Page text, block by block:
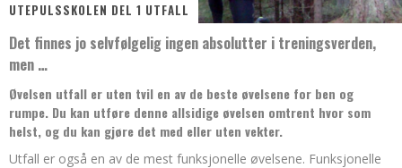
UTEPULSSKOLEN DEL 1 UTFALL
Det finnes jo selvfølgelig ingen absolutter i treningsverden,
men …
Øvelsen utfall er uten tvil en av de beste øvelsene for ben og
rumpe. Du kan utføre denne allsidige øvelsen omtrent hvor som
helst, og du kan gjøre det med eller uten vekter.
Utfall er også en av de mest funksjonelle øvelsene. Funksjonelle